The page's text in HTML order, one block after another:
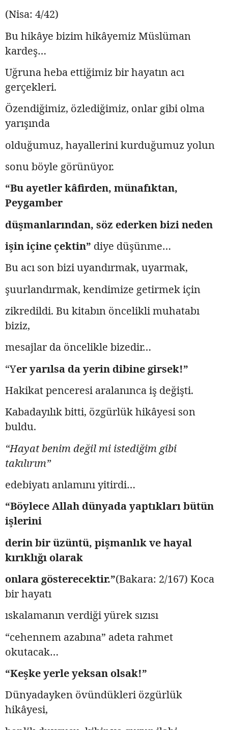
(Nisa: 4/42)
Bu hikâye bizim hikâyemiz Müslüman
kardeş…
Uğruna heba ettiğimiz bir hayatın acı
gerçekleri.
Özendiğimiz, özlediğimiz, onlar gibi olma
yarışında
olduğumuz, hayallerini kurduğumuz yolun
sonu böyle görünüyor.
“Bu ayetler kâfirden, münafıktan,
Peygamber
düşmanlarından, söz ederken bizi neden
işin içine çektin” diye düşünme…
Bu acı son bizi uyandırmak, uyarmak,
şuurlandırmak, kendimize getirmek için
zikredildi. Bu kitabın öncelikli muhatabı
biziz,
mesajlar da öncelikle bizedir…
“Yer yarılsa da yerin dibine girsek!”
Hakikat penceresi aralanınca iş değişti.
Kabadayılık bitti, özgürlük hikâyesi son
buldu.
“Hayat benim değil mi istediğim gibi
takılırım”
edebiyatı anlamını yitirdi…
“Böylece Allah dünyada yaptıkları bütün
işlerini
derin bir üzüntü, pişmanlık ve hayal
kırıklığı olarak
onlara gösterecektir.”(Bakara: 2/167) Koca
bir hayatı
ıskalamanın verdiği yürek sızısı
“cehennem azabına” adeta rahmet
okutacak…
“Keşke yerle yeksan olsak!”
Dünyadayken övündükleri özgürlük
hikâyesi,